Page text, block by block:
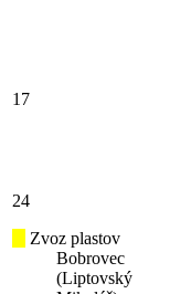
17
24
Zvoz plastov
Bobrovec
(Liptovský